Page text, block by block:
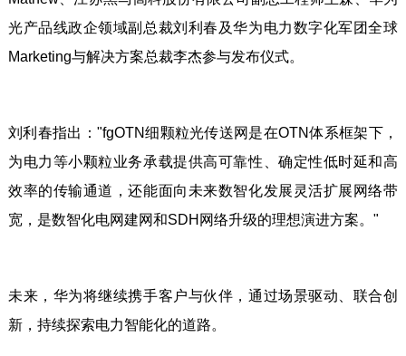
光产品线政企领域副总裁刘利春及华为电力数字化军团全球
Marketing与解决方案总裁李杰参与发布仪式。
刘利春指出："fgOTN细颗粒光传送网是在OTN体系框架下，
为电力等小颗粒业务承载提供高可靠性、确定性低时延和高
效率的传输通道，还能面向未来数智化发展灵活扩展网络带
宽，是数智化电网建网和SDH网络升级的理想演进方案。"
未来，华为将继续携手客户与伙伴，通过场景驱动、联合创
新，持续探索电力智能化的道路。